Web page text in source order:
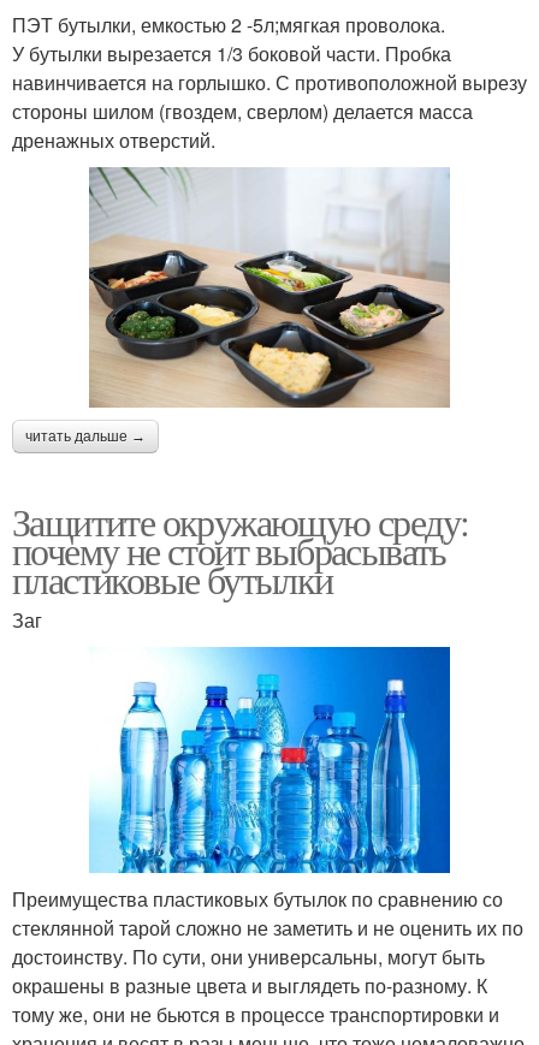
ПЭТ бутылки, емкостью 2 -5л;мягкая проволока.
У бутылки вырезается 1/3 боковой части. Пробка
навинчивается на горлышко. С противоположной вырезу
стороны шилом (гвоздем, сверлом) делается масса
дренажных отверстий.
читать дальше →
Защитите окружающую среду:
почему не стоит выбрасывать
пластиковые бутылки
Заг
Преимущества пластиковых бутылок по сравнению со
стеклянной тарой сложно не заметить и не оценить их по
достоинству. По сути, они универсальны, могут быть
окрашены в разные цвета и выглядеть по-разному. К
тому же, они не бьются в процессе транспортировки и